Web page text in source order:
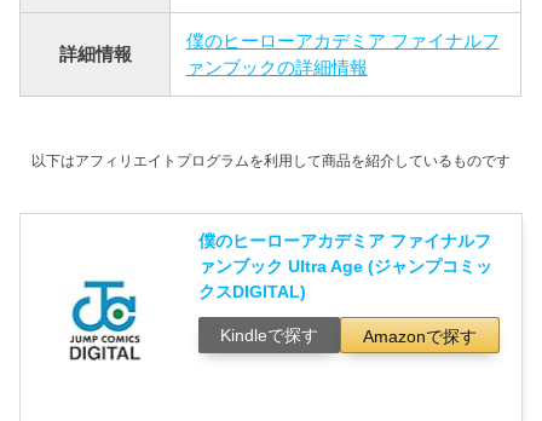
詳細情報
僕のヒーローアカデミア ファイナルフ
ァンブックの詳細情報
以下はアフィリエイトプログラムを利用して商品を紹介しているものです
僕のヒーローアカデミア ファイナルフ
ァンブック Ultra Age (ジャンプコミッ
クスDIGITAL)
Kindleで探す Amazonで探す